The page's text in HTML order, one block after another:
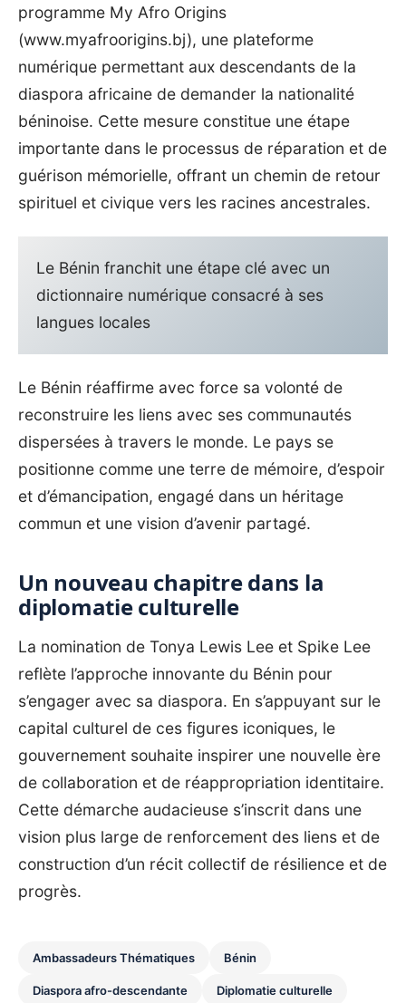
programme My Afro Origins
(www.myafroorigins.bj), une plateforme
numérique permettant aux descendants de la
diaspora africaine de demander la nationalité
béninoise. Cette mesure constitue une étape
importante dans le processus de réparation et de
guérison mémorielle, offrant un chemin de retour
spirituel et civique vers les racines ancestrales.
Le Bénin franchit une étape clé avec un
dictionnaire numérique consacré à ses
langues locales
Le Bénin réaffirme avec force sa volonté de
reconstruire les liens avec ses communautés
dispersées à travers le monde. Le pays se
positionne comme une terre de mémoire, d’espoir
et d’émancipation, engagé dans un héritage
commun et une vision d’avenir partagé.
Un nouveau chapitre dans la
diplomatie culturelle
La nomination de Tonya Lewis Lee et Spike Lee
reflète l’approche innovante du Bénin pour
s’engager avec sa diaspora. En s’appuyant sur le
capital culturel de ces figures iconiques, le
gouvernement souhaite inspirer une nouvelle ère
de collaboration et de réappropriation identitaire.
Cette démarche audacieuse s’inscrit dans une
vision plus large de renforcement des liens et de
construction d’un récit collectif de résilience et de
progrès.
Ambassadeurs Thématiques Bénin
Diaspora afro-descendante Diplomatie culturelle